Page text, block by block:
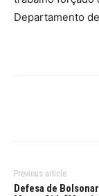
Departamento
Previous article
Defesa de